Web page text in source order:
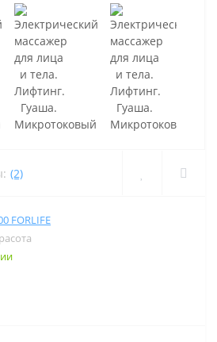
(2)
FORLIFE